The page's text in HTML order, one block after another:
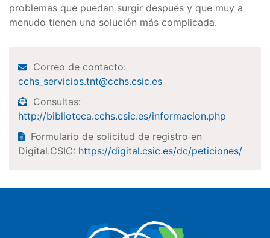
problemas que puedan surgir después y que muy a
menudo tienen una solución más complicada.
Correo de contacto:
cchs_servicios.tnt@cchs.csic.es
Consultas:
http://biblioteca.cchs.csic.es/informacion.php
Formulario de solicitud de registro en
Digital.CSIC: https://digital.csic.es/dc/peticiones/